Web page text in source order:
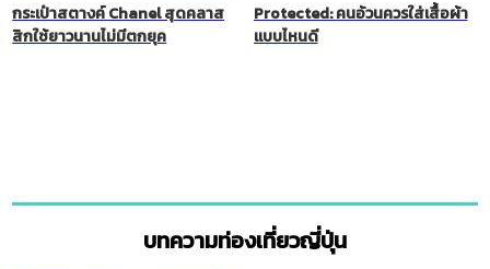
กระเป๋าสตางค์ Chanel สุดคลาส
สิกใช้ยาวนานไม่มีตกยุค
Protected: คนอ้วนควรใส่เสื้อผ้า
แบบไหนดี
บทความท่องเที่ยวญี่ปุ่น